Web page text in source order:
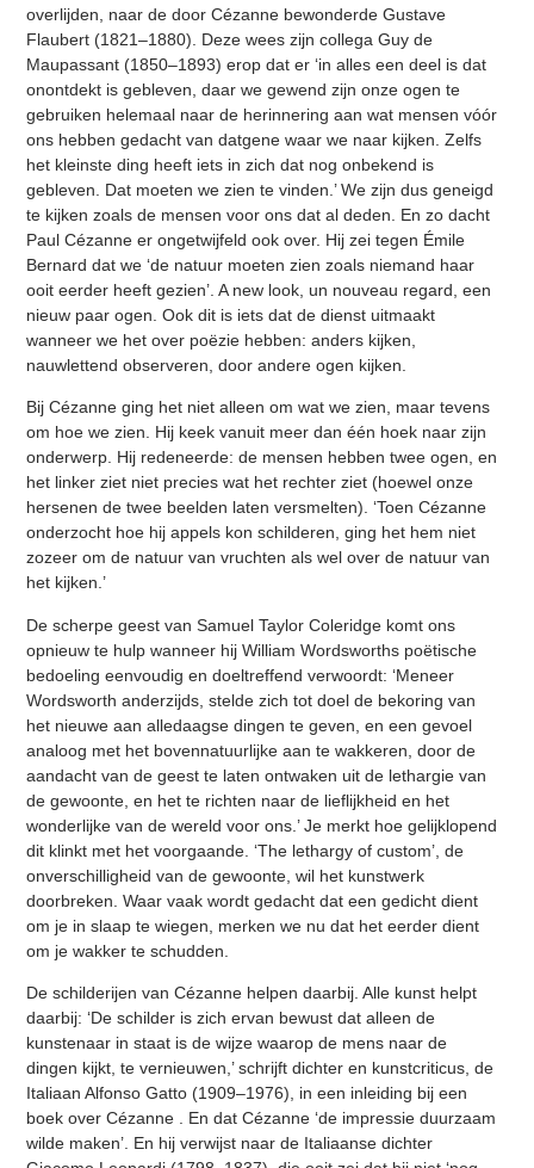
overlijden, naar de door Cézanne bewonderde Gustave
Flaubert (1821–1880). Deze wees zijn collega Guy de
Maupassant (1850–1893) erop dat er ‘in alles een deel is dat
onontdekt is gebleven, daar we gewend zijn onze ogen te
gebruiken helemaal naar de herinnering aan wat mensen vóór
ons hebben gedacht van datgene waar we naar kijken. Zelfs
het kleinste ding heeft iets in zich dat nog onbekend is
gebleven. Dat moeten we zien te vinden.’ We zijn dus geneigd
te kijken zoals de mensen voor ons dat al deden. En zo dacht
Paul Cézanne er ongetwijfeld ook over. Hij zei tegen Émile
Bernard dat we ‘de natuur moeten zien zoals niemand haar
ooit eerder heeft gezien’. A new look, un nouveau regard, een
nieuw paar ogen. Ook dit is iets dat de dienst uitmaakt
wanneer we het over poëzie hebben: anders kijken,
nauwlettend observeren, door andere ogen kijken.
Bij Cézanne ging het niet alleen om wat we zien, maar tevens
om hoe we zien. Hij keek vanuit meer dan één hoek naar zijn
onderwerp. Hij redeneerde: de mensen hebben twee ogen, en
het linker ziet niet precies wat het rechter ziet (hoewel onze
hersenen de twee beelden laten versmelten). ‘Toen Cézanne
onderzocht hoe hij appels kon schilderen, ging het hem niet
zozeer om de natuur van vruchten als wel over de natuur van
het kijken.’
De scherpe geest van Samuel Taylor Coleridge komt ons
opnieuw te hulp wanneer hij William Wordsworths poëtische
bedoeling eenvoudig en doeltreffend verwoordt: ‘Meneer
Wordsworth anderzijds, stelde zich tot doel de bekoring van
het nieuwe aan alledaagse dingen te geven, en een gevoel
analoog met het bovennatuurlijke aan te wakkeren, door de
aandacht van de geest te laten ontwaken uit de lethargie van
de gewoonte, en het te richten naar de lieflijkheid en het
wonderlijke van de wereld voor ons.’ Je merkt hoe gelijklopend
dit klinkt met het voorgaande. ‘The lethargy of custom’, de
onverschilligheid van de gewoonte, wil het kunstwerk
doorbreken. Waar vaak wordt gedacht dat een gedicht dient
om je in slaap te wiegen, merken we nu dat het eerder dient
om je wakker te schudden.
De schilderijen van Cézanne helpen daarbij. Alle kunst helpt
daarbij: ‘De schilder is zich ervan bewust dat alleen de
kunstenaar in staat is de wijze waarop de mens naar de
dingen kijkt, te vernieuwen,’ schrijft dichter en kunstcriticus, de
Italiaan Alfonso Gatto (1909–1976), in een inleiding bij een
boek over Cézanne . En dat Cézanne ‘de impressie duurzaam
wilde maken’. En hij verwijst naar de Italiaanse dichter